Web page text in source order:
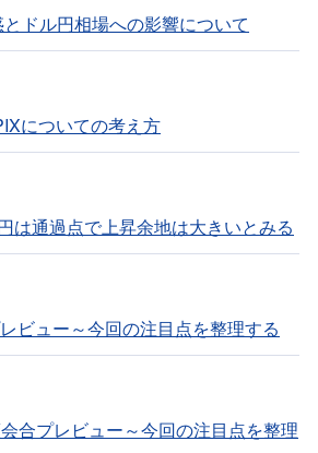
ドル円相場への影響について
についての考え方
は通過点で上昇余地は大きいとみる
ビュー～今回の注目点を整理する
合プレビュー～今回の注目点を整理